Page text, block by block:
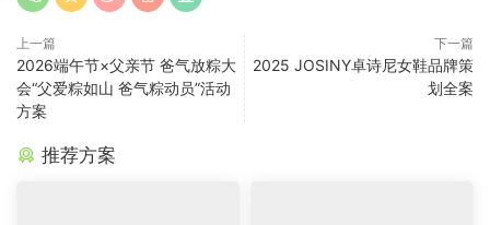
上一篇
2026端午节×父亲节 爸气放粽大
会“父爱粽如山 爸气粽动员”活动
方案
下一篇
2025 JOSINY卓诗尼女鞋品牌策
划全案
推荐方案